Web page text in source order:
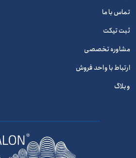
تماس با ما
ثبت تیکت
مشاوره تخصصی
ارتباط با واحد فروش
وبلاگ